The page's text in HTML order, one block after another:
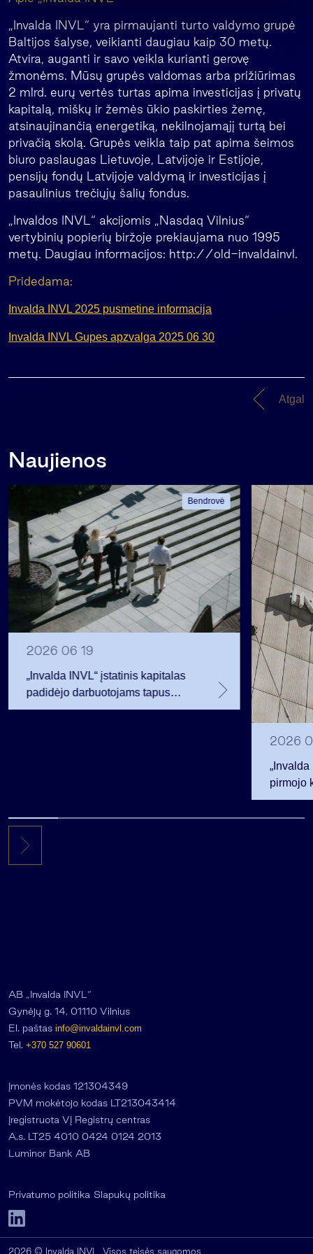
„Invalda INVL“ yra pirmaujanti turto valdymo grupė
Baltijos šalyse, veikianti daugiau kaip 30 metų.
Atvira, auganti ir savo veikla kurianti gerovę
žmonėms. Mūsų grupės valdomas arba prižiūrimas
2 mlrd. eurų vertės turtas apima investicijas į privatų
kapitalą, miškų ir žemės ūkio paskirties žemę,
atsinaujinančią energetiką, nekilnojamąjį turtą bei
privačią skolą. Grupės veikla taip pat apima šeimos
biuro paslaugas Lietuvoje, Latvijoje ir Estijoje,
pensijų fondų Latvijoje valdymą ir investicijas į
pasaulinius trečiųjų šalių fondus.
„Invaldos INVL“ akcijomis „Nasdaq Vilnius“
vertybinių popierių biržoje prekiaujama nuo 1995
metų. Daugiau informacijos: http://old-invaldainvl.
Pridedama:
Invalda INVL 2025 pusmetine informacija
Invalda INVL Gupes apzvalga 2025 06 30
Atgal
Naujienos
Bendrovė
2026 06 19
„Invalda INVL“ įstatinis kapitalas
padidėjo darbuotojams tapus
akcininkais
2026
pirmojo
256,3
AB „Invalda INVL“
Gynėjų g. 14, 01110 Vilnius
El. paštas info@invaldainvl.com
Tel. +370 527 90601
Įmonės kodas 121304349
PVM mokėtojo kodas LT213043414
Įregistruota VĮ Registrų centras
A.s. LT25 4010 0424 0124 2013
Luminor Bank AB
Privatumo politika Slapukų politika
2026 © Invalda INVL. Visos teisės saugomos.